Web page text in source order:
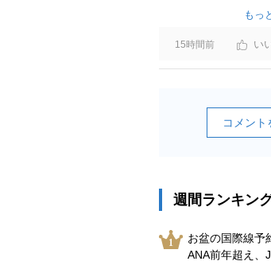
然が相まっての土地と
環境意識の低い人は来
れるんじゃないか」と
の人は来ないでほしい
もっ
15時間前
コメント
週間ランキン
お盆の国際線
ANA前年超え、